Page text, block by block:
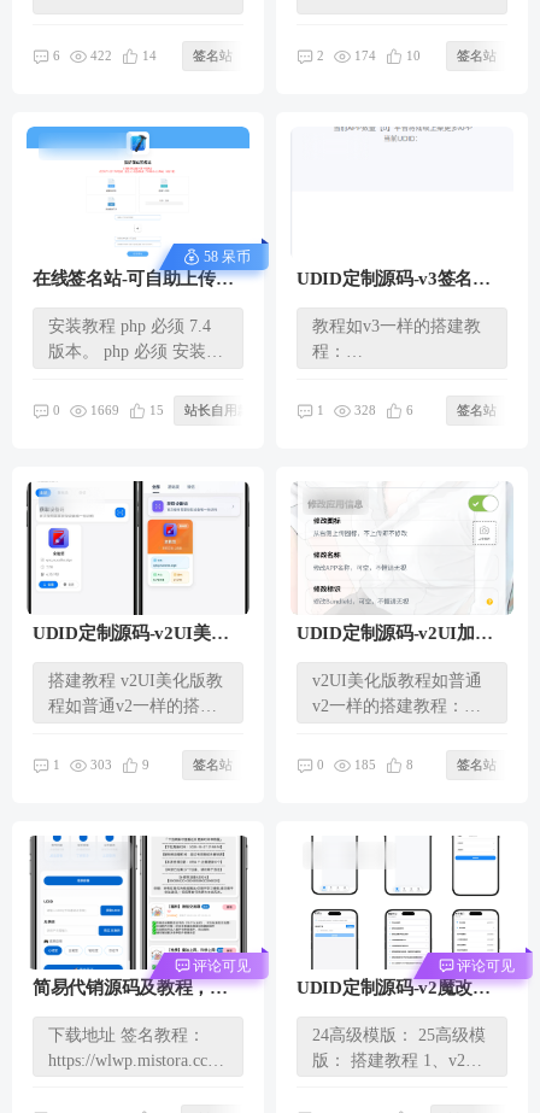
6 422 14 签名站 2 174 10 签名站
58 呆币
在线签名站-可自助上传
IPA文件和证书文件在线签
名,分发链接
安装教程 php 必须 7.4
版本。 php 必须 安装
7.6...
0 1669 15 站长自用款
UDID定制源码-v3签名站-
可自定义证书站接口，根
据证书站生成卡密类型
教程如v3一样的搭建教
程：
56.html 如需购买源...
1 328 6 签名站
UDID定制源码-v2UI美化
版，自带6套UI模版以及可
自定义接口对接！免授
权！
搭建教程 v2UI美化版教
程如普通v2一样的搭建
https://bkm.mistora.c...
1 303 9 签名站
UDID定制源码-v2UI加强
版，可本地拉取或接口拉
取证书！
v2UI美化版教程如普通
v2一样的搭建教程：
html...
0 185 8 签名站
评论可见
简易代销源码及教程，宝
塔独立部署，属于自己的
贴牌工具APP
下载地址 签名教程：
https://wlwp.mistora.cc/vi
评论可见
UDID定制源码-v2魔改
版，自带2套新模版新UI样
式，已修复刷新404BUG
24高级模版： 25高级模
版： 搭建教程 1、v2魔